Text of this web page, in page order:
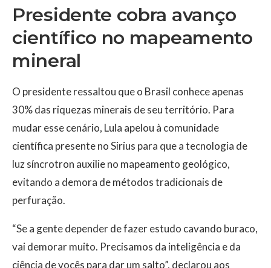
Presidente cobra avanço
científico no mapeamento
mineral
O presidente ressaltou que o Brasil conhece apenas
30% das riquezas minerais de seu território. Para
mudar esse cenário, Lula apelou à comunidade
científica presente no Sirius para que a tecnologia de
luz síncrotron auxilie no mapeamento geológico,
evitando a demora de métodos tradicionais de
perfuração.
“Se a gente depender de fazer estudo cavando buraco,
vai demorar muito. Precisamos da inteligência e da
ciência de vocês para dar um salto”, declarou aos